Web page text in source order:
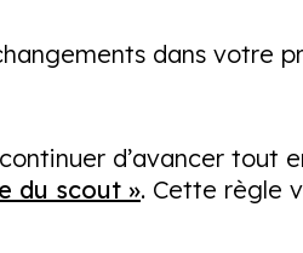
dans votre
d’avancer tout
du scout ». Cette règle